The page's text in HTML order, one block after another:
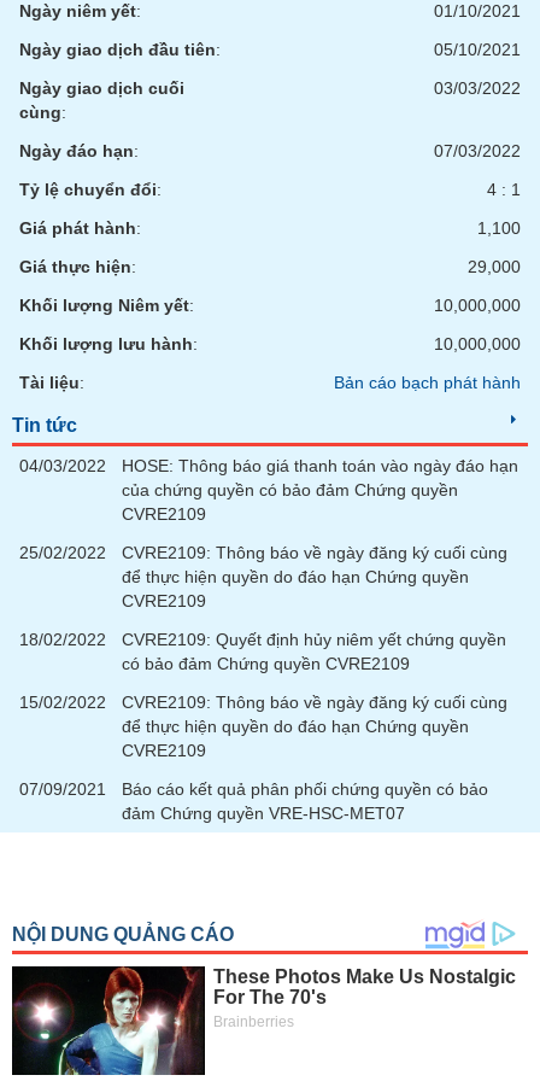
Ngày niêm yết:
01/10/2021
Ngày giao dịch đầu tiên:
05/10/2021
Ngày giao dịch cuối
cùng:
03/03/2022
Ngày đáo hạn:
07/03/2022
Tỷ lệ chuyển đổi:
4 : 1
Giá phát hành:
1,100
Giá thực hiện:
29,000
Khối lượng Niêm yết:
10,000,000
Khối lượng lưu hành:
10,000,000
Tài liệu: Bản cáo bạch phát hành
Tin tức
04/03/2022
HOSE: Thông báo giá thanh toán vào ngày đáo hạn
của chứng quyền có bảo đảm Chứng quyền
CVRE2109
25/02/2022
CVRE2109: Thông báo về ngày đăng ký cuối cùng
để thực hiện quyền do đáo hạn Chứng quyền
CVRE2109
18/02/2022
CVRE2109: Quyết định hủy niêm yết chứng quyền
có bảo đảm Chứng quyền CVRE2109
15/02/2022
CVRE2109: Thông báo về ngày đăng ký cuối cùng
để thực hiện quyền do đáo hạn Chứng quyền
CVRE2109
07/09/2021
Báo cáo kết quả phân phối chứng quyền có bảo
đảm Chứng quyền VRE-HSC-MET07
VỤ
THÔNG
TIỆN
ĐỘNG
SẢN
Mã
chứng
Tất cả Cổ phiếu Chỉ số Chứng chỉ quỹ Chứng
đạo
(-)
Tất cả Người nội bộ Người liên quan Cổ đông lớn
tức
(-)
của
tác
giả
(-)
Báo
cáo